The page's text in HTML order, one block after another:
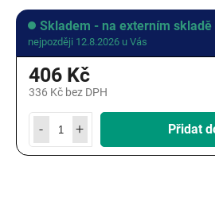
Skladem - na externím skladě
nejpozději 12.8.2026 u Vás
406 Kč
336 Kč bez DPH
Přidat